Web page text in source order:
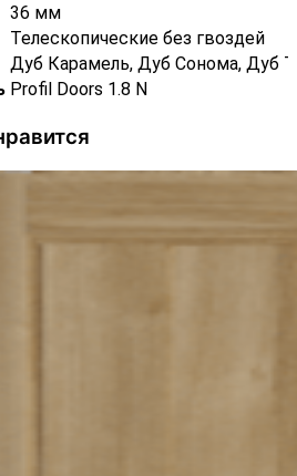
36 мм
Телескопические без гвоздей
Дуб Карамель, Дуб Сонома, Дуб
Profil Doors 1.8 N